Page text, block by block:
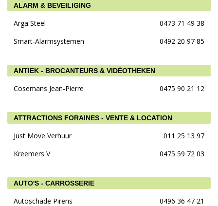
ALARM & BEVEILIGING
Arga Steel
0473 71 49 38
Smart-Alarmsystemen
0492 20 97 85
ANTIEK - BROCANTEURS & VIDÉOTHEKEN
Cosemans Jean-Pierre 0475 90 21 12
ATTRACTIONS FORAINES - VENTE & LOCATION
Just Move Verhuur
011 25 13 97
Kreemers V
0475 59 72 03
AUTO'S - CARROSSERIE
Autoschade Pirens
0496 36 47 21